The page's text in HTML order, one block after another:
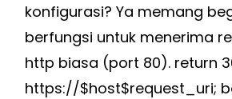
konfigurasi? Ya memang
berfungsi untuk menerima
http biasa (port 80). return
https://$host$request_uri;